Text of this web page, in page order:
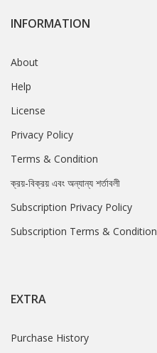
INFORMATION
About
Help
License
Privacy Policy
Terms & Condition
ক্রয়-বিক্রয় এবং অন্যান্য শর্তাবলী
Subscription Privacy Policy
Subscription Terms & Condition
EXTRA
Purchase History